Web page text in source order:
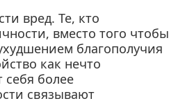
вред. Те, кто
вместо того чтобы
благополучия
как нечто
более
связывают